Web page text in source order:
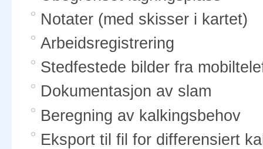
Notater (med skisser i kartet)
Arbeidsregistrering
Stedfestede bilder fra
Dokumentasjon av slam
Beregning av kalkingsbehov
Eksport til fil for differensiert